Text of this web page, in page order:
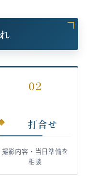
02
打合せ
撮影内容・当日準備を
相談